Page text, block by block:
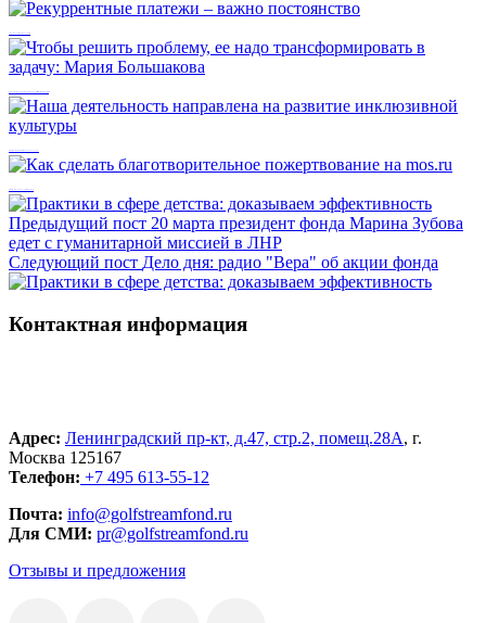
Предыдущий пост 20 марта президент фонда Марина Зубова
едет с гуманитарной миссией в ЛНР
Следующий пост Дело дня: радио "Вера" об акции фонда
Контактная информация
Адрес: Ленинградский пр-кт, д.47, стр.2, помещ.28А, г.
Москва 125167
Телефон: +7 495 613-55-12
Почта: info@golfstreamfond.ru
Для СМИ: pr@golfstreamfond.ru
Отзывы и предложения